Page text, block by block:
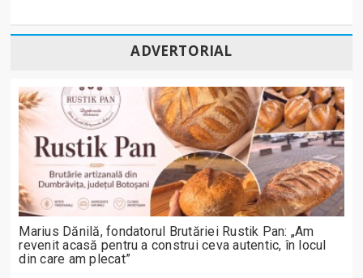
ADVERTORIAL
Marius Dănilă, fondatorul Brutăriei Rustik Pan: „Am
revenit acasă pentru a construi ceva autentic, în locul
din care am plecat”